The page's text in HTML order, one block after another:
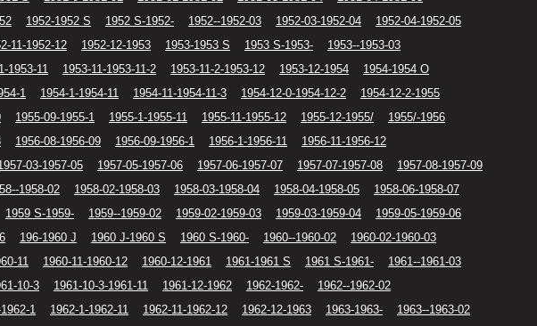
1952-1952 S 1952 S-1952- 1952--1952-03 1952-03-1952-04
1952-04-1952-05
11-1952-12 1952-12-1953 1953-1953 S 1953 S-1953-
1953--1953-03
1953-11 1953-11-1953-11-2 1953-11-2-1953-12 1953-12-1954
1954-1954 O
1 1954-1-1954-11 1954-11-1954-11-3 1954-12-0-1954-12-2
1954-12-2-1955
1955-09-1955-1 1955-1-1955-11 1955-11-1955-12 1955-12-1955/
1955/-1956
1956-08-1956-09 1956-09-1956-1 1956-1-1956-11
1956-11-1956-12
03-1957-05 1957-05-1957-06 1957-06-1957-07 1957-07-1957-08
1957-08-1957-09
1958-02 1958-02-1958-03 1958-03-1958-04 1958-04-1958-05
1958-06-1958-07
1959 S-1959- 1959--1959-02 1959-02-1959-03 1959-03-1959-04
1959-05-1959-06
196-1960 J 1960 J-1960 S 1960 S-1960- 1960--1960-02
1960-02-1960-03
11 1960-11-1960-12 1960-12-1961 1961-1961 S 1961 S-1961-
1961--1961-03
10-3 1961-10-3-1961-11 1961-12-1962 1962-1962-
1962--1962-02
1 1962-1-1962-11 1962-11-1962-12 1962-12-1963 1963-1963-
1963--1963-02